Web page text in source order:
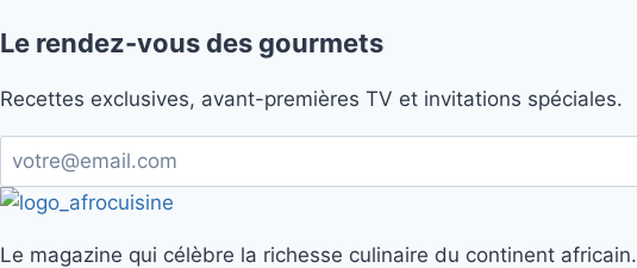
Le rendez-vous des gourmets
Recettes exclusives, avant-premières TV et invitations spéciales.
Le magazine qui célèbre la richesse culinaire du continent africain.